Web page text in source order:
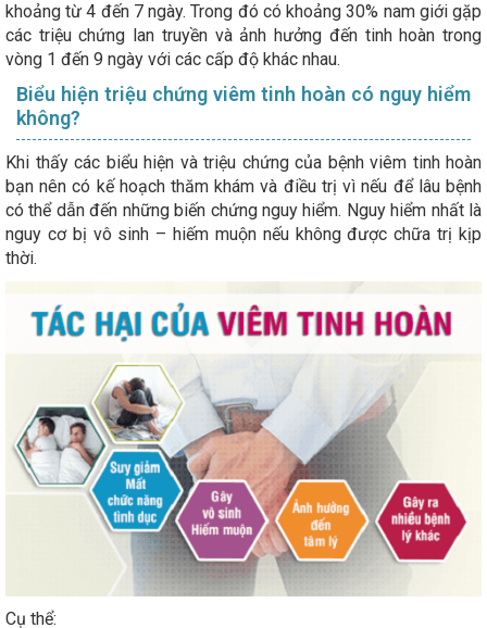
khoảng từ 4 đến 7 ngày. Trong đó có khoảng 30% nam giới gặp
các triệu chứng lan truyền và ảnh hưởng đến tinh hoàn trong
vòng 1 đến 9 ngày với các cấp độ khác nhau.
Biểu hiện triệu chứng viêm tinh hoàn có nguy hiểm
không?
Khi thấy các biểu hiện và triệu chứng của bệnh viêm tinh hoàn
bạn nên có kế hoạch thăm khám và điều trị vì nếu để lâu bệnh
có thể dẫn đến những biến chứng nguy hiểm. Nguy hiểm nhất là
nguy cơ bị vô sinh – hiếm muộn nếu không được chữa trị kịp
thời.
Cụ thể: